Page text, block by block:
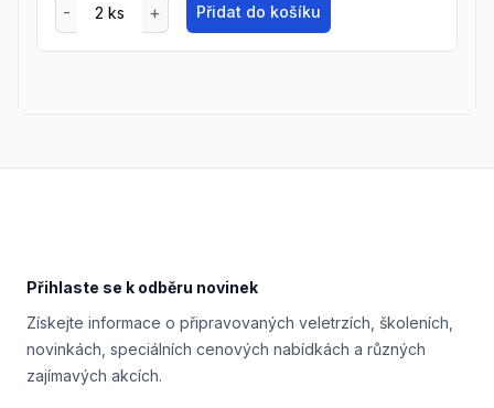
Přidat do košíku
Přihlaste se k odběru novinek
Získejte informace o připravovaných veletrzích, školeních,
novinkách, speciálních cenových nabídkách a různých
zajímavých akcích.